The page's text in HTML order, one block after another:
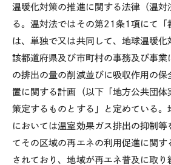
温暖化対策の推進に関する法律（温対
る。温対法ではその第21条1項にて「
は、単独で又は共同して、地球温暖化
該都道府県及び市町村の事務及び事業
の排出の量の削減並びに吸収作用の
置に関する計画（以下「地方公共団体
策定するものとする」と定めている
においては温室効果ガス排出の抑制等
てその区域の再エネの利用促進に関す
されており、地域が再エネ普及に取り